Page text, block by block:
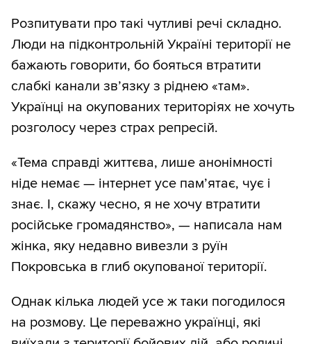
Розпитувати про такі чутливі речі складно.
Люди на підконтрольній Україні території не
бажають говорити, бо бояться втратити
слабкі канали зв’язку з ріднею «там».
Українці на окупованих територіях не хочуть
розголосу через страх репресій.
«Тема справді життєва, лише анонімності
ніде немає — інтернет усе пам’ятає, чує і
знає. І, скажу чесно, я не хочу втратити
російське громадянство», — написала нам
жінка, яку недавно вивезли з руїн
Покровська в глиб окупованої території.
Однак кілька людей усе ж таки погодилося
на розмову. Це переважно українці, які